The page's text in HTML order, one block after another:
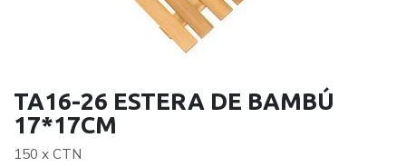
TA16-26 ESTERA DE BAMBÚ
17*17CM
150 x CTN